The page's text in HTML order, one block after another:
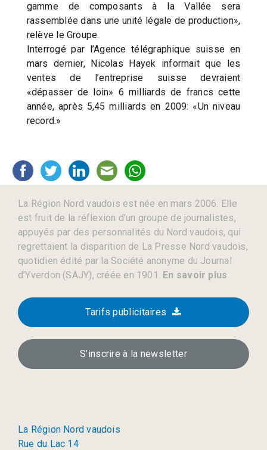
gamme de composants à la Vallée sera
rassemblée dans une unité légale de production»,
relève le Groupe.
Interrogé par l’Agence télégraphique suisse en
mars dernier, Nicolas Hayek informait que les
ventes de l’entreprise suisse devraient
«dépasser de loin» 6 milliards de francs cette
année, après 5,45 milliards en 2009: «Un niveau
record.»
La Région Nord vaudois est née en mars 2006. Elle
est fruit de la réflexion d’un groupe de journalistes,
appuyés par des personnalités du Nord vaudois, qui
regrettaient la disparition de La Presse Nord vaudois,
quotidien édité par la Société anonyme du Journal
d’Yverdon (SAJY), créée en 1901. En savoir plus
Tarifs publicitaires
S’inscrire à la newsletter
La Région Nord vaudois
Rue du Lac 14